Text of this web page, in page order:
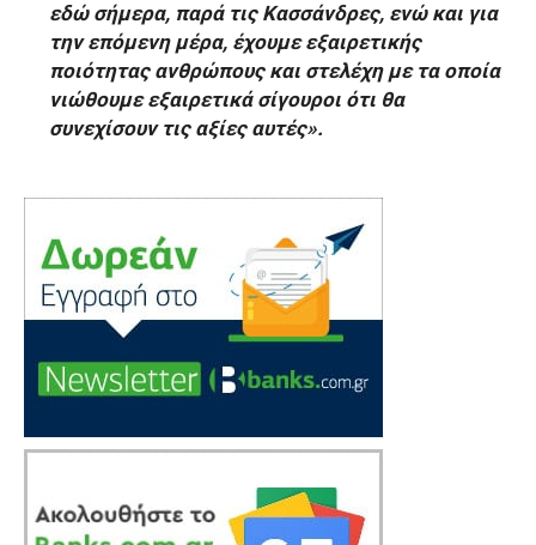
εδώ σήμερα, παρά τις Κασσάνδρες, ενώ και για
την επόμενη μέρα, έχουμε εξαιρετικής
ποιότητας ανθρώπους και στελέχη με τα οποία
νιώθουμε εξαιρετικά σίγουροι ότι θα
συνεχίσουν τις αξίες αυτές».